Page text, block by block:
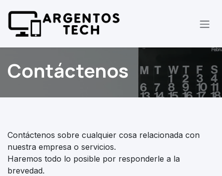
Contáctenos
Contáctenos sobre cualquier cosa relacionada con
nuestra empresa o servicios.
Haremos todo lo posible por responderle a la
brevedad.